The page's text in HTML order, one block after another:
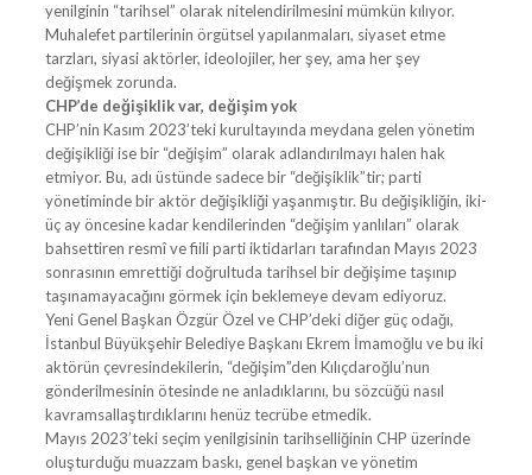
yenilginin “tarihsel” olarak nitelendirilmesini mümkün kılıyor.
Muhalefet partilerinin örgütsel yapılanmaları, siyaset etme
tarzları, siyasi aktörler, ideolojiler, her şey, ama her şey
değişmek zorunda.
CHP’de değişiklik var, değişim yok
CHP’nin Kasım 2023’teki kurultayında meydana gelen yönetim
değişikliği ise bir “değişim” olarak adlandırılmayı halen hak
etmiyor. Bu, adı üstünde sadece bir “değişiklik”tir; parti
yönetiminde bir aktör değişikliği yaşanmıştır. Bu değişikliğin, iki-
üç ay öncesine kadar kendilerinden “değişim yanlıları” olarak
bahsettiren resmî ve fiili parti iktidarları tarafından Mayıs 2023
sonrasının emrettiği doğrultuda tarihsel bir değişime taşınıp
taşınamayacağını görmek için beklemeye devam ediyoruz.
Yeni Genel Başkan Özgür Özel ve CHP’deki diğer güç odağı,
İstanbul Büyükşehir Belediye Başkanı Ekrem İmamoğlu ve bu iki
aktörün çevresindekilerin, “değişim”den Kılıçdaroğlu’nun
gönderilmesinin ötesinde ne anladıklarını, bu sözcüğü nasıl
kavramsallaştırdıklarını henüz tecrübe etmedik.
Mayıs 2023’teki seçim yenilgisinin tarihselliğinin CHP üzerinde
oluşturduğu muazzam baskı, genel başkan ve yönetim